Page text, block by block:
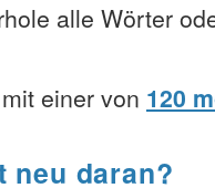
alle Wörter
einer von 120
neu daran?